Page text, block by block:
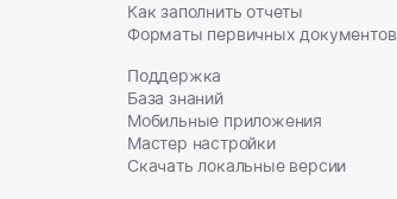
Как заполнить отчеты
Форматы первичных документов
Поддержка
База знаний
Мобильные приложения
Мастер настройки
Скачать локальные версии